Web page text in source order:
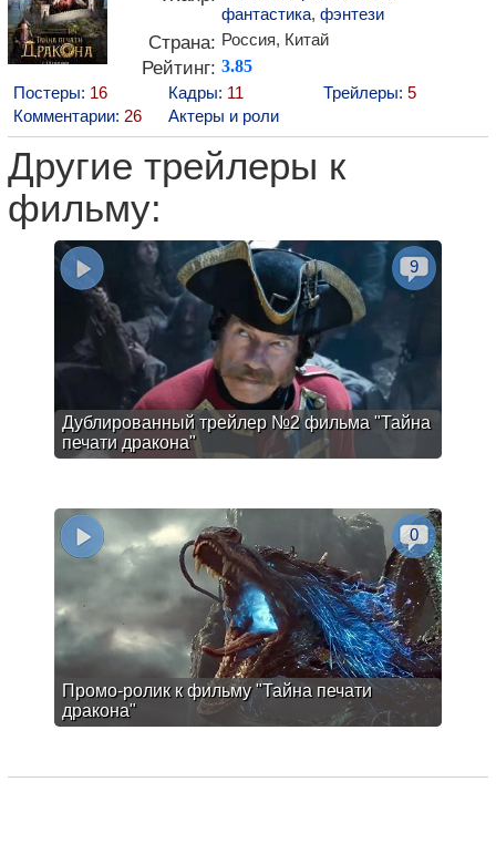
фантастика, фэнтези
Страна: Россия, Китай
Рейтинг: 3.85
Постеры: 16 Кадры: 11 Трейлеры: 5
Комментарии: 26 Актеры и роли
Другие трейлеры к
фильму:
Дублированный трейлер №2 фильма "Тайна
печати дракона"
9
Промо-ролик к фильму "Тайна печати
дракона"
0